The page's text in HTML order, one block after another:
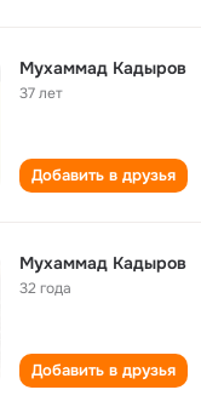
Мухаммад Кадыров
37 лет
Добавить в друзья
Мухаммад Кадыров
32 года
Добавить в друзья